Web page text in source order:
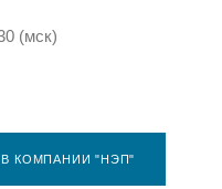
(мск)
КОМПАНИИ "НЭП"